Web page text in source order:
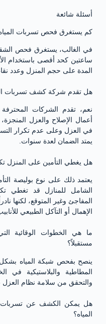
أسئلة شائعة
كم يستغرق فحص تسربات
في الغالب، يستغرق فحص
ساعتين كحد أقصى باستخدام
المدة على حجم المنزل وعدد
هل تقدم شركة كشف تسربات
نعم، تقدم الشركات المحترفة
أعمال الإصلاح والعزل
في العزل وعلى عدم تكرار
يمتد الضمان لعدة سنوات.
هل يغطي التأمين على المنزل
يعتمد ذلك على نوع بوليصة
الشامل للمنازل قد تغطي
المفاجئ وغير المتوقع، لكنها
الإهمال أو التآكل الطبيعي
ما هي الخطوات الوقائية
مستقبلاً؟
ينصح بفحص شبكة المياه بشكل
المطاطية والبلاستيكية في
والتحقق من سلامة نظام
هل يمكن الكشف عن
المياه؟